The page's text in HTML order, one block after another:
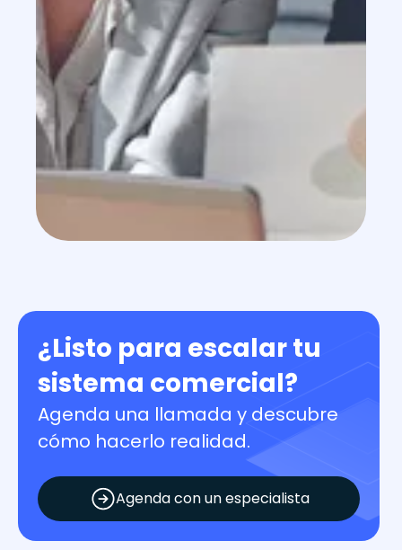
¿Listo para escalar tu
sistema comercial?
Agenda una llamada y descubre
cómo hacerlo realidad.
Agenda con un especialista